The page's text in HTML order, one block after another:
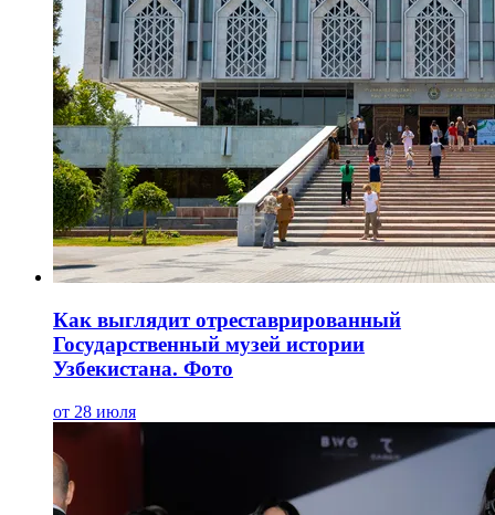
Как выглядит отреставрированный
Государственный музей истории
Узбекистана. Фото
от 28 июля